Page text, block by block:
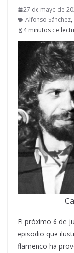
27 de mayo de
Alfonso Sánchez,
4 minutos de
El próximo 6 de
episodio que
flamenco ha